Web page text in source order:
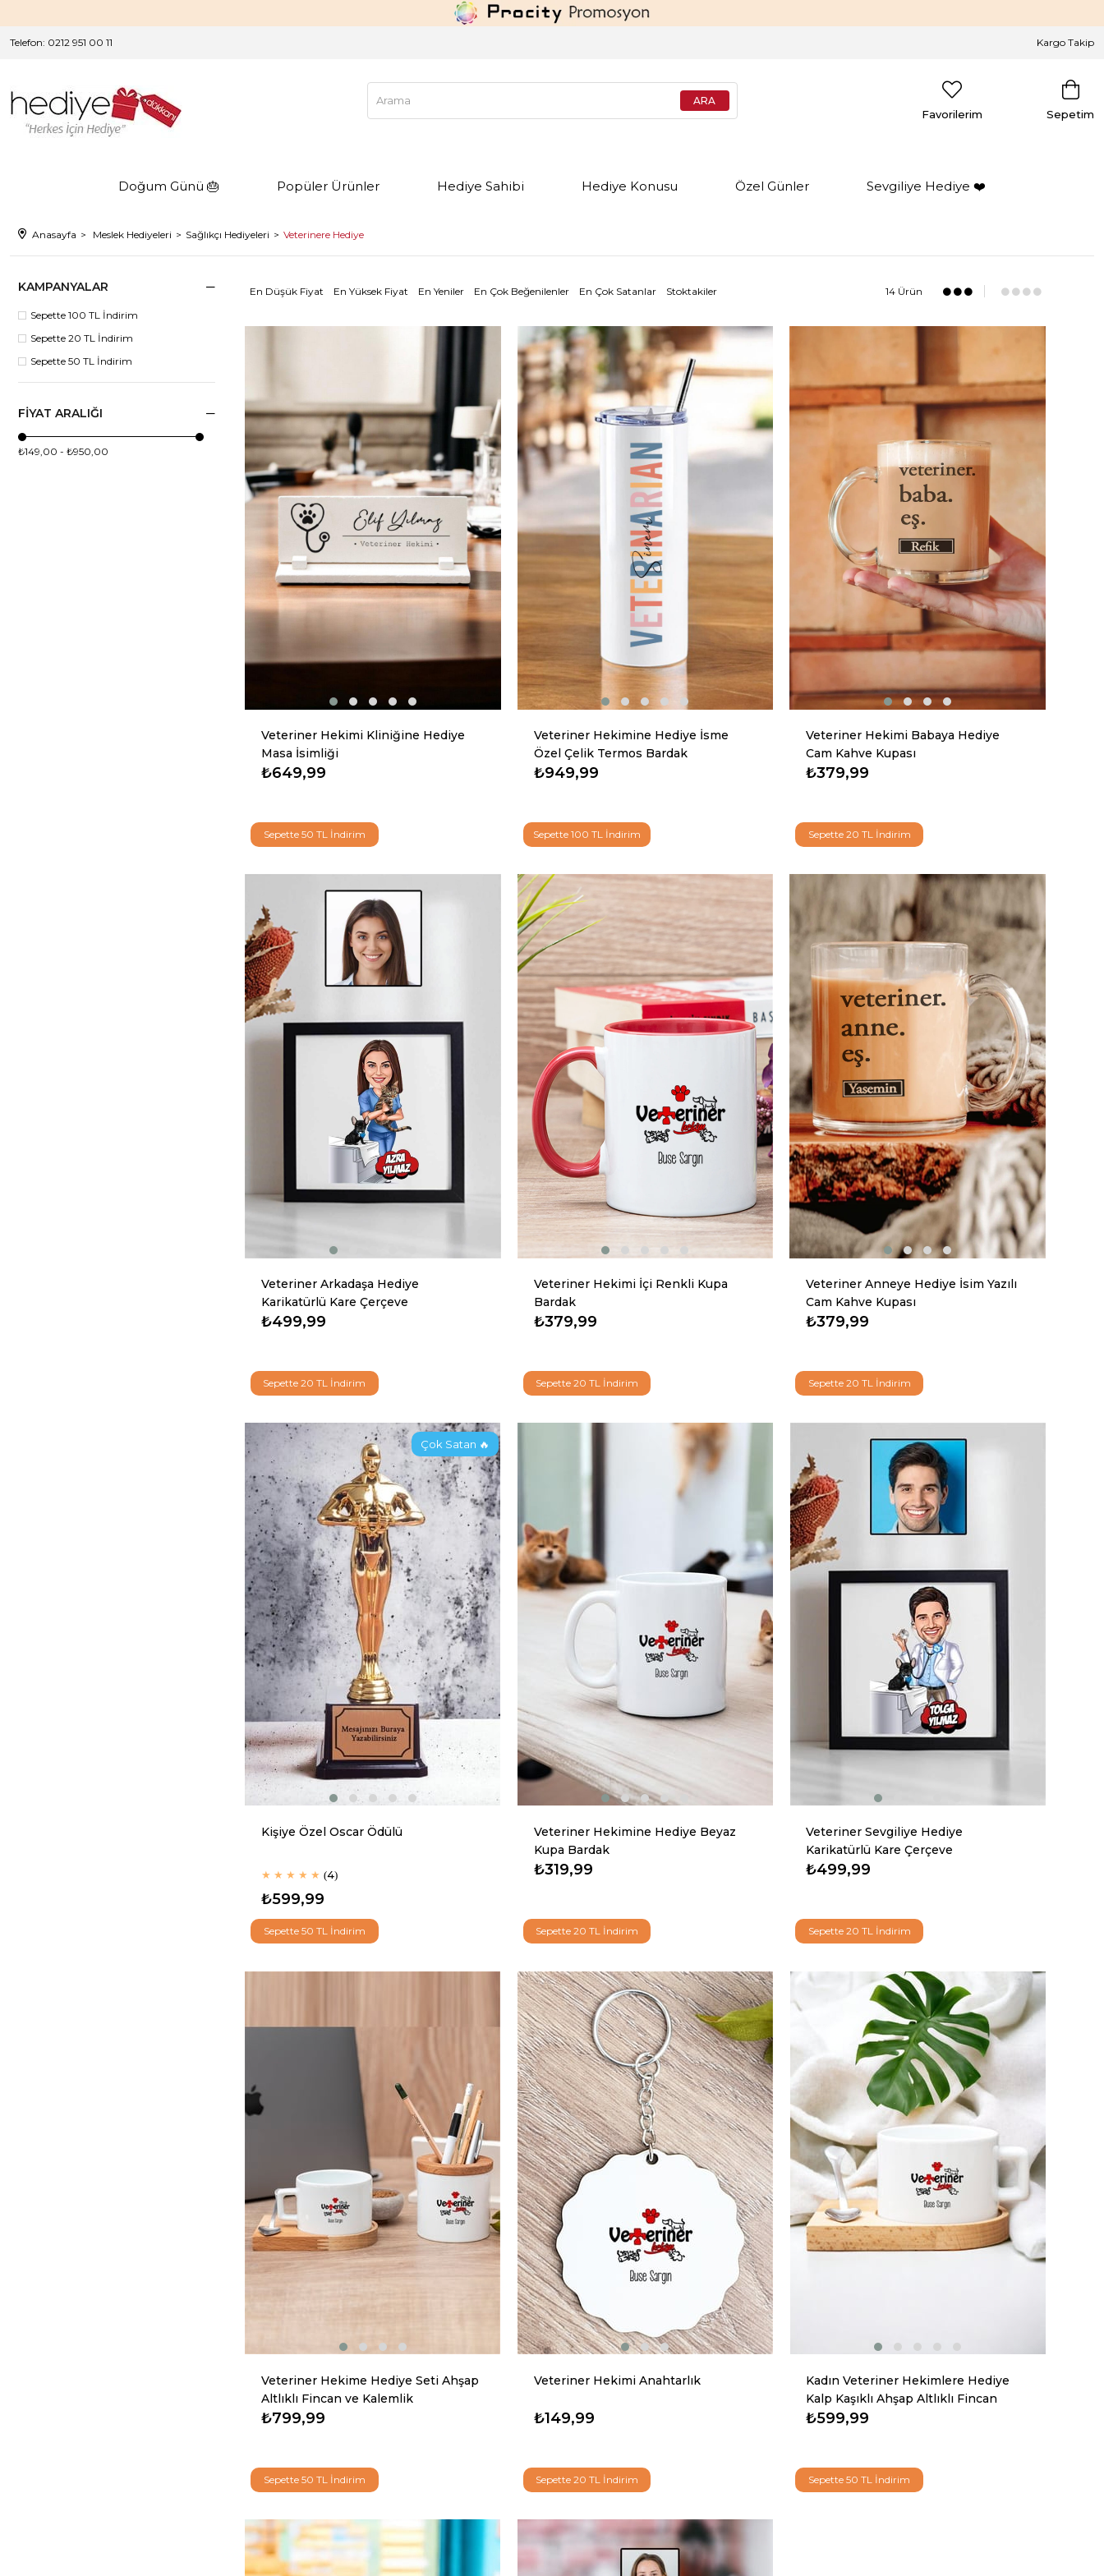
Telefon: 0212 951 00 11 Kargo Takip
Sepetim
Favorilerim
Doğum Günü 🎂 Popüler Ürünler Hediye Sahibi Hediye Konusu Özel Günler Sevgiliye Hediye ❤️
Anasayfa Meslek Hediyeleri Sağlıkçı Hediyeleri Veterinere Hediye
KAMPANYALAR
Sepette 100 TL İndirim
Sepette 20 TL İndirim
Sepette 50 TL İndirim
FIYAT ARALIĞI
₺149,00 - ₺950,00
En Düşük Fiyat En Yüksek Fiyat En Yeniler En Çok Beğenilenler En Çok Satanlar Stoktakiler 14 Ürün
Veteriner Hekimi Kliniğine Hediye
Masa İsimliği
₺649,99
Sepette 50 TL İndirim
Veteriner Hekimine Hediye İsme
Özel Çelik Termos Bardak
₺949,99
Sepette 100 TL İndirim
Veteriner Hekimi Babaya Hediye
Cam Kahve Kupası
₺379,99
Sepette 20 TL İndirim
Veteriner Arkadaşa Hediye
Karikatürlü Kare Çerçeve
₺499,99
Sepette 20 TL İndirim
Veteriner Hekimi İçi Renkli Kupa
Bardak
₺379,99
Sepette 20 TL İndirim
Veteriner Anneye Hediye İsim Yazılı
Cam Kahve Kupası
₺379,99
Sepette 20 TL İndirim
Kişiye Özel Oscar Ödülü
★ ★ ★ ★ ★ 4
₺599,99
Sepette 50 TL İndirim
Çok Satan 🔥
Veteriner Hekimine Hediye Beyaz
Kupa Bardak
₺319,99
Sepette 20 TL İndirim
Veteriner Sevgiliye Hediye
Karikatürlü Kare Çerçeve
₺499,99
Sepette 20 TL İndirim
Veteriner Hekime Hediye Seti Ahşap
Altlıklı Fincan ve Kalemlik
₺799,99
Sepette 50 TL İndirim
Veteriner Hekimi Anahtarlık
₺149,99
Sepette 20 TL İndirim
Kadın Veteriner Hekimlere Hediye
Kalp Kaşıklı Ahşap Altlıklı Fincan
₺599,99
Sepette 50 TL İndirim